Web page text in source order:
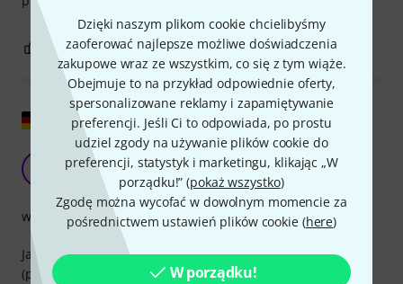
Dzięki naszym plikom cookie chcielibyśmy
zaoferować najlepsze możliwe doświadczenia
zakupowe wraz ze wszystkim, co się z tym wiąże.
Obejmuje to na przykład odpowiednie oferty,
spersonalizowane reklamy i zapamiętywanie
preferencji. Jeśli Ci to odpowiada, po prostu
udziel zgody na używanie plików cookie do
preferencji, statystyk i marketingu, klikając „W
porządku!” (pokaż wszystko)
Zgodę można wycofać w dowolnym momencie za
pośrednictwem ustawień plików cookie (here)
W porządku!
0 ZGŁOŚ NADUŻYCIE
Pokaż oryginał
Miłe zaskoczenie!
Alexander S. 561 23.06.2022
Jak sugeruje tytuł, uchwyt na gryf gitary Guitarworkbench
(pomimo nieporęcznej nazwy) mile mnie zaskoczył,
wykończenie